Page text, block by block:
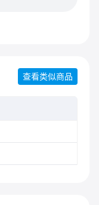
查看类似商品